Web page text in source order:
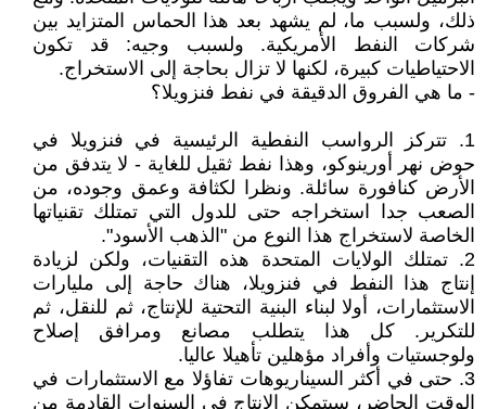
ذلك، ولسبب ما، لم يشهد بعد هذا الحماس المتزايد بين
شركات النفط الأمريكية. ولسبب وجيه: قد تكون
الاحتياطيات كبيرة، لكنها لا تزال بحاجة إلى الاستخراج.
- ما هي الفروق الدقيقة في نفط فنزويلا؟
1. تتركز الرواسب النفطية الرئيسية في فنزويلا في
حوض نهر أورينوكو، وهذا نفط ثقيل للغاية - لا يتدفق من
الأرض كنافورة سائلة. ونظرا لكثافة وعمق وجوده، من
الصعب جدا استخراجه حتى للدول التي تمتلك تقنياتها
الخاصة لاستخراج هذا النوع من "الذهب الأسود".
2. تمتلك الولايات المتحدة هذه التقنيات، ولكن لزيادة
إنتاج هذا النفط في فنزويلا، هناك حاجة إلى مليارات
الاستثمارات، أولا لبناء البنية التحتية للإنتاج، ثم للنقل، ثم
للتكرير. كل هذا يتطلب مصانع ومرافق إصلاح
ولوجستيات وأفراد مؤهلين تأهيلا عاليا.
3. حتى في أكثر السيناريوهات تفاؤلا مع الاستثمارات في
الوقت الحاضر، سيتمكن الإنتاج في السنوات القادمة من